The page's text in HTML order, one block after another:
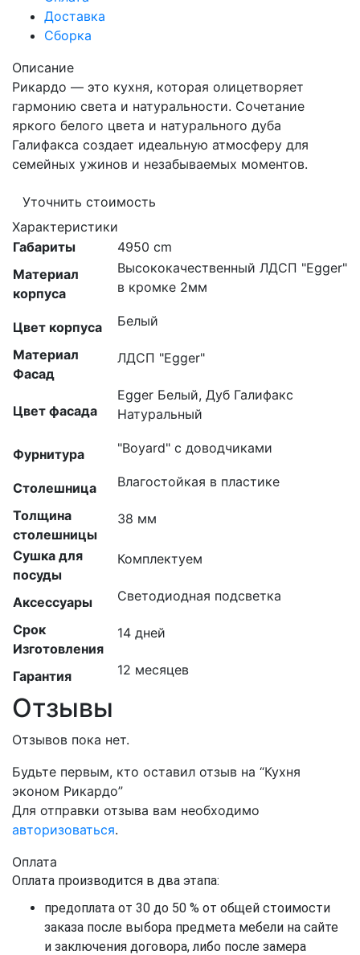
Доставка
Сборка
Описание
Рикардо — это кухня, которая олицетворяет
гармонию света и натуральности. Сочетание
яркого белого цвета и натурального дуба
Галифакса создает идеальную атмосферу для
семейных ужинов и незабываемых моментов.
Уточнить стоимость
Характеристики
Габариты
4950 cm
Материал
корпуса
Высококачественный ЛДСП "Egger"
в кромке 2мм
Цвет корпуса Белый
Материал
Фасад
ЛДСП "Egger"
Цвет фасада
Egger Белый, Дуб Галифакс
Натуральный
Фурнитура "Boyard" с доводчиками
Столешница Влагостойкая в пластике
Толщина
столешницы
38 мм
Сушка для
посуды
Комплектуем
Аксессуары Светодиодная подсветка
Срок
Изготовления
14 дней
Гарантия 12 месяцев
Отзывы
Отзывов пока нет.
Будьте первым, кто оставил отзыв на “Кухня
эконом Рикардо”
Для отправки отзыва вам необходимо
авторизоваться.
Оплата
Оплата производится в два этапа:
предоплата от 30 до 50 % от общей стоимости
заказа после выбора предмета мебели на сайте
и заключения договора, либо после замера